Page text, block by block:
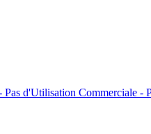
d'Utilisation Commerciale -